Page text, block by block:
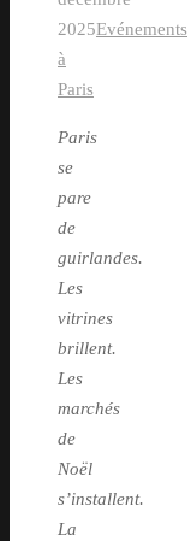
2025Evénements
à
Paris
Paris
se
pare
de
guirlandes.
Les
vitrines
brillent.
Les
marchés
de
Noël
s’installent.
La